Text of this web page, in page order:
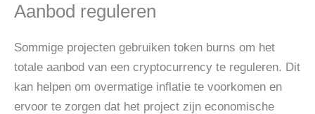
Aanbod reguleren
Sommige projecten gebruiken token burns om het
totale aanbod van een cryptocurrency te reguleren. Dit
kan helpen om overmatige inflatie te voorkomen en
ervoor te zorgen dat het project zijn economische